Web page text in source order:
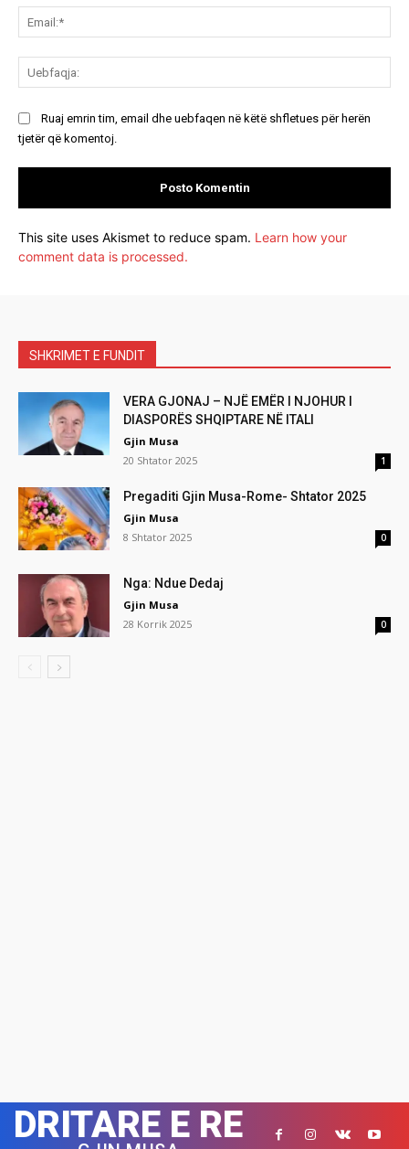
Ruaj emrin tim, email dhe uebfaqen në këtë shfletues për herën
tjetër që komentoj.
This site uses Akismet to reduce spam. Learn how your
comment data is processed.
SHKRIMET E FUNDIT
VERA GJONAJ – NJË EMËR I NJOHUR I
DIASPORËS SHQIPTARE NË ITALI
Gjin Musa
20 Shtator 2025
1
Pregaditi Gjin Musa-Rome- Shtator 2025
Gjin Musa
8 Shtator 2025
0
Nga: Ndue Dedaj
Gjin Musa
28 Korrik 2025
0
DRITARE E RE